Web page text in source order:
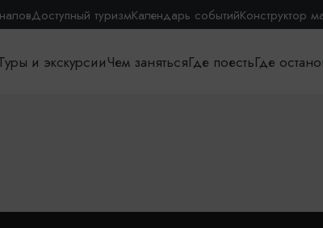
Доступный туризмКалендарь событийКонструктор
и экскурсииЧем занятьсяГде поестьГде